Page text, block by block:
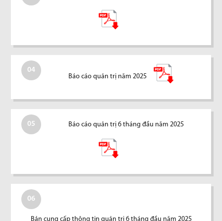
04
Báo cáo quản trị năm 2025
05 Báo cáo quản trị 6 tháng đầu năm 2025
06
Bản cung cấp thông tin quản trị 6 tháng đầu năm 2025